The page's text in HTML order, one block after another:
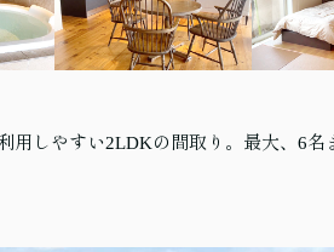
用しやすい2LDKの間取り。最大、6名